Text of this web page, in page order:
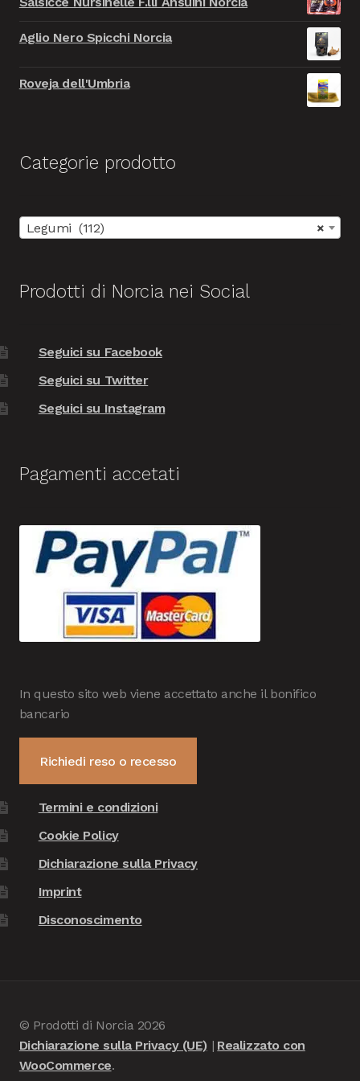
originale
9.999,00€.
attuale
Aglio Nero Spicchi Norcia
Roveja dell'Umbria
Categorie prodotto
×
Legumi (112)
Prodotti di Norcia nei Social
Seguici su Facebook
Seguici su Twitter
Seguici su Instagram
Pagamenti accetati
In questo sito web viene accettato anche il bonifico
bancario
Richiedi reso o recesso
Termini e condizioni
Cookie Policy
Dichiarazione sulla Privacy
Imprint
Disconoscimento
© Prodotti di Norcia 2026
Dichiarazione sulla Privacy (UE)
Realizzato con
WooCommerce.